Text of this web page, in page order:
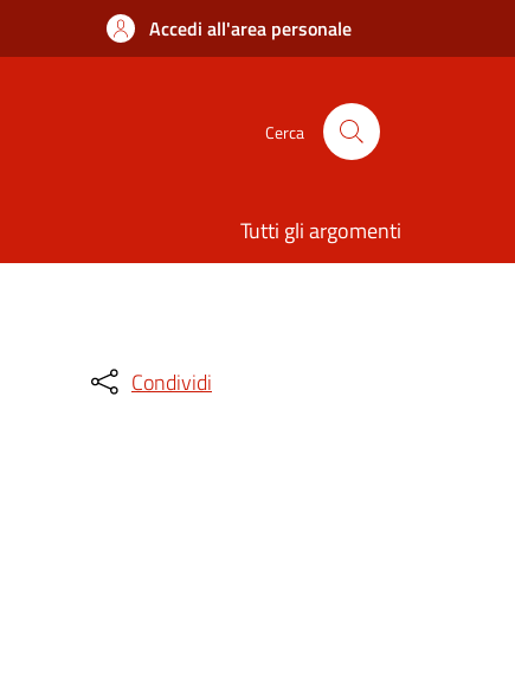
Accedi all'area personale
Cerca
Tutti gli argomenti
Condividi